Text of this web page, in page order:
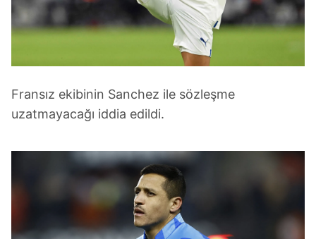
Fransız ekibinin Sanchez ile sözleşme
uzatmayacağı iddia edildi.